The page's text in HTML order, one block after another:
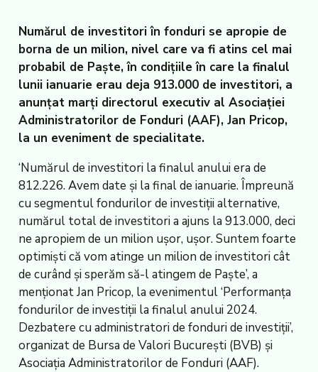
Numărul de investitori în fonduri se apropie de
borna de un milion, nivel care va fi atins cel mai
probabil de Paște, în condițiile în care la finalul
lunii ianuarie erau deja 913.000 de investitori, a
anunțat marți directorul executiv al Asociației
Administratorilor de Fonduri (AAF), Jan Pricop,
la un eveniment de specialitate.
‘Numărul de investitori la finalul anului era de
812.226. Avem date și la final de ianuarie. Împreună
cu segmentul fondurilor de investiții alternative,
numărul total de investitori a ajuns la 913.000, deci
ne apropiem de un milion ușor, ușor. Suntem foarte
optimiști că vom atinge un milion de investitori cât
de curând și sperăm să-l atingem de Paște’, a
menționat Jan Pricop, la evenimentul ‘Performanța
fondurilor de investiții la finalul anului 2024.
Dezbatere cu administratori de fonduri de investiții’,
organizat de Bursa de Valori București (BVB) și
Asociația Administratorilor de Fonduri (AAF).